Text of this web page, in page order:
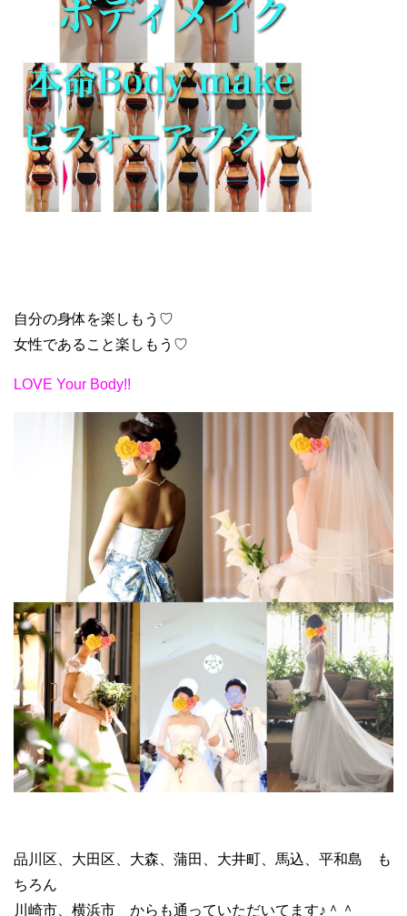
自分の身体を楽しもう♡
女性であること楽しもう♡
LOVE Your Body!!
品川区、大田区、大森、蒲田、大井町、馬込、平和島 も
ちろん
川崎市、横浜市 からも通っていただいてます♪＾＾